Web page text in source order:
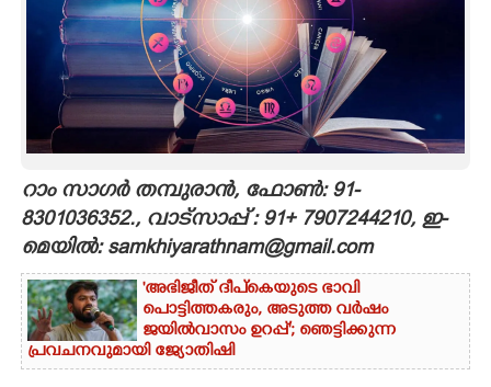
ASTRO
CARTOONS
LITERATURE
ZOOM
CONTACT US
റാം സാഗർ തമ്പുരാൻ, ഫോൺ: 91-
8301036352., വാട്സാപ്പ് : 91+ 7907244210, ഇ-
മെയിൽ: samkhiyarathnam@gmail.com
'അഭിജീത് ദീപ്‌കെയുടെ ഭാവി
പൊട്ടിത്തകരും, അടുത്ത വർഷം
ജയിൽവാസം ഉറപ്പ്'; ഞെട്ടിക്കുന്ന
പ്രവചനവുമായി ജ്യോതിഷി